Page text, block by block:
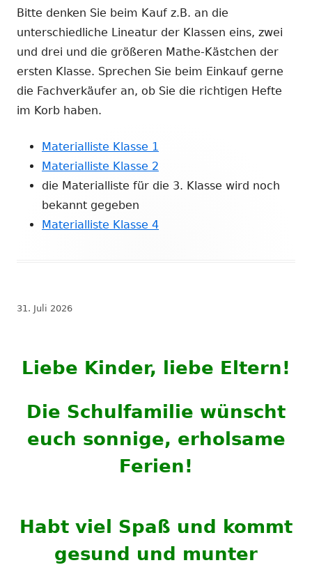
Bitte denken Sie beim Kauf z.B. an die
unterschiedliche Lineatur der Klassen eins, zwei
und drei und die größeren Mathe-Kästchen der
ersten Klasse. Sprechen Sie beim Einkauf gerne
die Fachverkäufer an, ob Sie die richtigen Hefte
im Korb haben.
Materialliste Klasse 1
Materialliste Klasse 2
die Materialliste für die 3. Klasse wird noch
bekannt gegeben
Materialliste Klasse 4
Veröffentlicht
31. Juli 2026
Liebe Kinder, liebe Eltern!
Die Schulfamilie wünscht
euch sonnige, erholsame
Ferien!
Habt viel Spaß und kommt
gesund und munter